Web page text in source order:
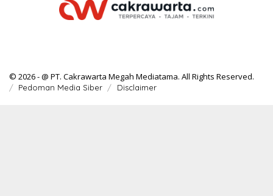
© 2026 - @ PT. Cakrawarta Megah Mediatama. All Rights Reserved.
Pedoman Media Siber Disclaimer